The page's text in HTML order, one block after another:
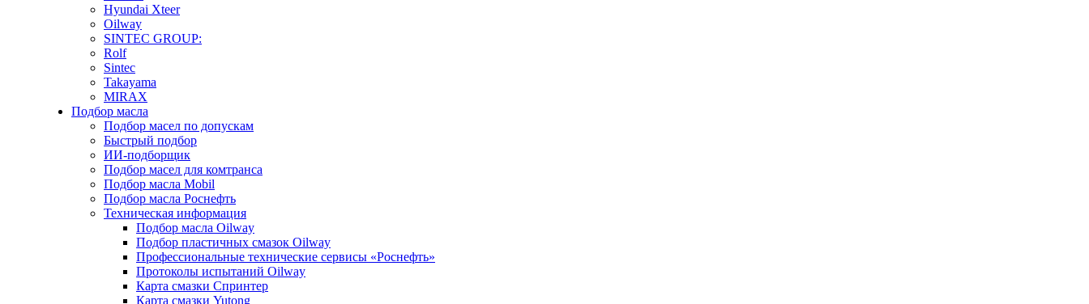
Hyundai Xteer
Oilway
SINTEC GROUP:
Rolf
Sintec
Takayama
MIRAX
Подбор масла
Подбор масел по допускам
Быстрый подбор
ИИ-подборщик
Подбор масел для комтранса
Подбор масла Mobil
Подбор масла Роснефть
Техническая информация
Подбор масла Oilway
Подбор пластичных смазок Oilway
Профессиональные технические сервисы «Роснефть»
Протоколы испытаний Oilway
Карта смазки Спринтер
Карта смазки Yutong